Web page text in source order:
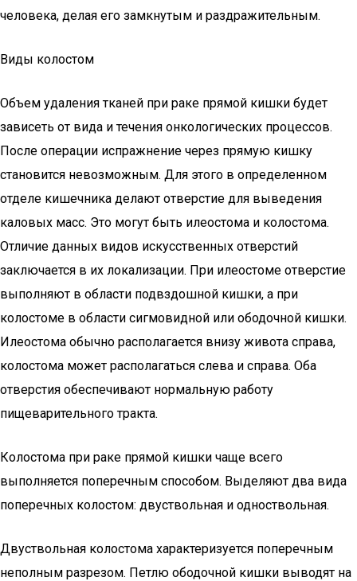
человека, делая его замкнутым и раздражительным.
Виды колостом
Объем удаления тканей при раке прямой кишки будет
зависеть от вида и течения онкологических процессов.
После операции испражнение через прямую кишку
становится невозможным. Для этого в определенном
отделе кишечника делают отверстие для выведения
каловых масс. Это могут быть илеостома и колостома.
Отличие данных видов искусственных отверстий
заключается в их локализации. При илеостоме отверстие
выполняют в области подвздошной кишки, а при
колостоме в области сигмовидной или ободочной кишки.
Илеостома обычно располагается внизу живота справа,
колостома может располагаться слева и справа. Оба
отверстия обеспечивают нормальную работу
пищеварительного тракта.
Колостома при раке прямой кишки чаще всего
выполняется поперечным способом. Выделяют два вида
поперечных колостом: двуствольная и одноствольная.
Двуствольная колостома характеризуется поперечным
неполным разрезом. Петлю ободочной кишки выводят на